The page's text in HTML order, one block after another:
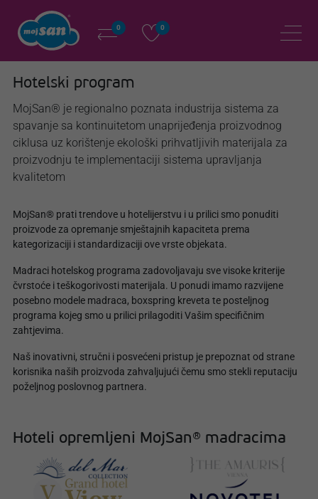
0 0
Hotelski program
MojSan® je regionalno poznata industrija sistema za
spavanje sa kontinuitetom unaprijeđenja proizvodnog
ciklusa uz korištenje ekološki prihvatljivih materijala za
proizvodnju te implementaciji sistema upravljanja
kvalitetom
MojSan® prati trendove u hotelijerstvu i u prilici smo ponuditi
proizvode za opremanje smještajnih kapaciteta prema
kategorizaciji i standardizaciji ove vrste objekata.
Madraci hotelskog programa zadovoljavaju sve visoke kriterije
čvrstoće i teškogorivosti materijala. U ponudi imamo razvijene
posebno modele madraca, boxspring kreveta te posteljnog
programa kojeg smo u prilici prilagoditi Vašim specifičnim
zahtjevima.
Naš inovativni, stručni i posvećeni pristup je prepoznat od strane
korisnika naših proizvoda zahvaljujući čemu smo stekli reputaciju
poželjnog poslovnog partnera.
Hoteli opremljeni MojSan® madracima